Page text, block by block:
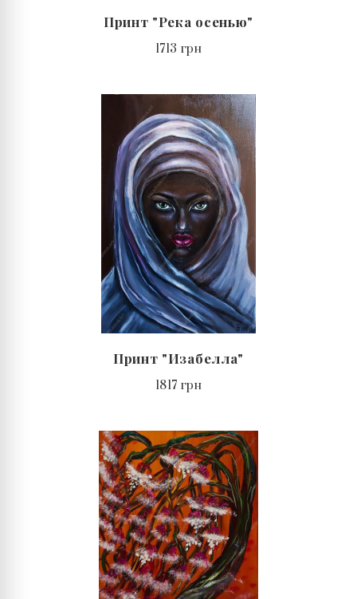
Принт "Река осенью"
1713 грн
Принт "Изабелла"
1817 грн